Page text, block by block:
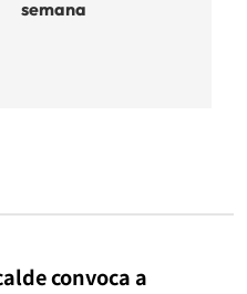
semana
convoca a